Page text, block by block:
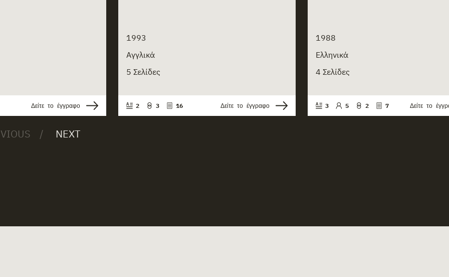
Δείτε το έγγραφο
1993
Αγγλικά
5 Σελίδες
2 3 16 Δείτε το έγγραφο
1988
Ελληνικά
4 Σελίδες
3 5 2 7 Δείτε το